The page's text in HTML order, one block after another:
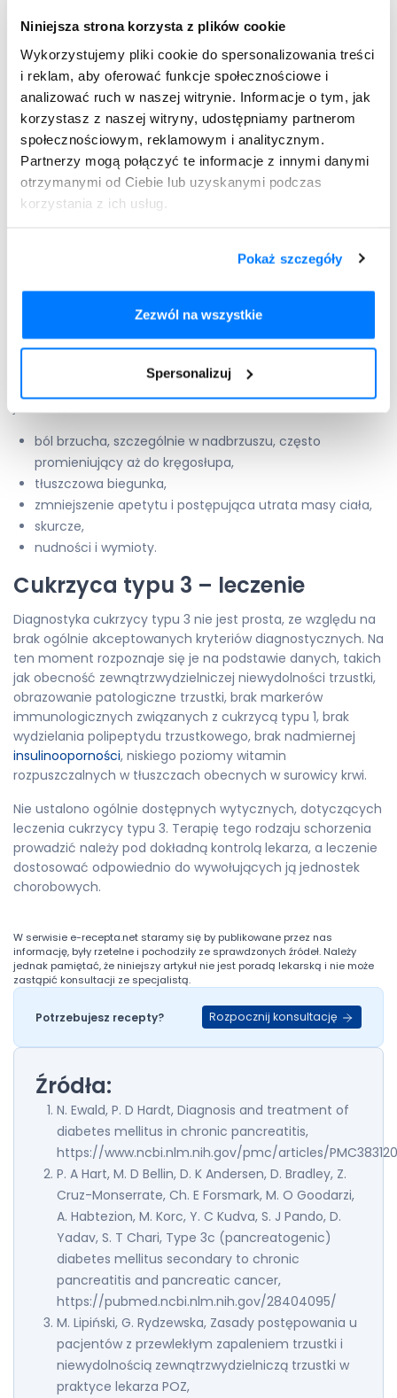
Niniejsza strona korzysta z plików cookie
Wykorzystujemy pliki cookie do spersonalizowania treści
i reklam, aby oferować funkcje społecznościowe i
analizować ruch w naszej witrynie. Informacje o tym, jak
korzystasz z naszej witryny, udostępniamy partnerom
społecznościowym, reklamowym i analitycznym.
Partnerzy mogą połączyć te informacje z innymi danymi
otrzymanymi od Ciebie lub uzyskanymi podczas
korzystania z ich usług.
Pokaż szczegóły
Zezwól na wszystkie
Spersonalizuj
cukrzyca typu 2. Jeżeli jednak pacjent, u którego wykryto
hiperglikemię skarży się na objawy żołądkowo-jelitowe,
należy rozpocząć diagnostykę w kierunku wystąpienia
cukrzycy typu 3.
Podstawowe symptomy, które mogą sugerować cukrzycę
typu 3 nie różnią się zasadniczo od innych typów cukrzycy.
Są to zatem:
wielomocz,
uczucie ciągłego pragnienia,
śpiączki cukrzycowej, która może być
następstwem nierozpoznanej lub nieleczonej cukrzycy,
błędów w żywieniu, czy niewłaściwym stosowaniem
Dodatkowo, w przypadku chorób zewnątrzwydzielniczych
ból brzucha, szczególnie w nadbrzuszu, często
promieniujący aż do kręgosłupa,
tłuszczowa biegunka,
zmniejszenie apetytu i postępująca utrata masy ciała,
skurcze,
nudności i wymioty.
Cukrzyca typu 3 – leczenie
Diagnostyka cukrzycy typu 3 nie jest prosta, ze względu na
brak ogólnie akceptowanych kryteriów diagnostycznych. Na
ten moment rozpoznaje się je na podstawie danych, takich
jak obecność zewnątrzwydzielniczej niewydolności trzustki,
obrazowanie patologiczne trzustki, brak markerów
immunologicznych związanych z cukrzycą typu 1, brak
wydzielania polipeptydu trzustkowego, brak nadmiernej
insulinooporności, niskiego poziomy witamin
rozpuszczalnych w tłuszczach obecnych w surowicy krwi.
Nie ustalono ogólnie dostępnych wytycznych, dotyczących
leczenia cukrzycy typu 3. Terapię tego rodzaju schorzenia
prowadzić należy pod dokładną kontrolą lekarza, a leczenie
dostosować odpowiednio do wywołujących ją jednostek
chorobowych.
W serwisie e-recepta.net staramy się by publikowane przez nas
informację, były rzetelne i pochodziły ze sprawdzonych źródeł. Należy
jednak pamiętać, że niniejszy artykuł nie jest poradą lekarską i nie może
zastąpić konsultacji ze specjalistą.
Potrzebujesz recepty? Rozpocznij konsultację
Źródła:
N. Ewald, P. D Hardt, Diagnosis and treatment of
diabetes mellitus in chronic pancreatitis,
https://www.ncbi.nlm.nih.gov/pmc/articles/
P. A Hart, M. D Bellin, D. K Andersen, D. Bradley, Z.
Cruz-Monserrate, Ch. E Forsmark, M. O Goodarzi,
A. Habtezion, M. Korc, Y. C Kudva, S. J Pando, D.
Yadav, S. T Chari, Type 3c (pancreatogenic)
diabetes mellitus secondary to chronic
pancreatitis and pancreatic cancer,
https://pubmed.ncbi.nlm.nih.gov/28404095/
M. Lipiński, G. Rydzewska, Zasady postępowania u
pacjentów z przewlekłym zapaleniem trzustki i
niewydolnością zewnątrzwydzielniczą trzustki w
praktyce lekarza POZ,